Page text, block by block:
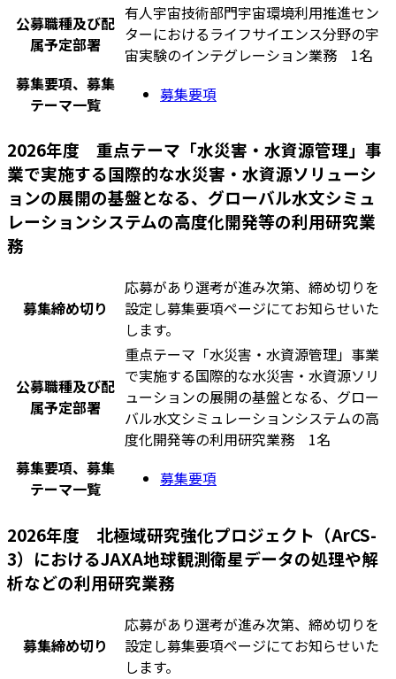
公募職種及び配
属予定部署
有人宇宙技術部門宇宙環境利用推進セン
ターにおけるライフサイエンス分野の宇
宙実験のインテグレーション業務 1名
募集要項、募集
テーマ一覧
募集要項
2026年度 重点テーマ「水災害・水資源管理」事
業で実施する国際的な水災害・水資源ソリューシ
ョンの展開の基盤となる、グローバル水文シミュ
レーションシステムの高度化開発等の利用研究業
務
募集締め切り
応募があり選考が進み次第、締め切りを
設定し募集要項ページにてお知らせいた
します。
公募職種及び配
属予定部署
重点テーマ「水災害・水資源管理」事業
で実施する国際的な水災害・水資源ソリ
ューションの展開の基盤となる、グロー
バル水文シミュレーションシステムの高
度化開発等の利用研究業務 1名
募集要項、募集
テーマ一覧
募集要項
2026年度 北極域研究強化プロジェクト（ArCS-
3）におけるJAXA地球観測衛星データの処理や解
析などの利用研究業務
募集締め切り
応募があり選考が進み次第、締め切りを
設定し募集要項ページにてお知らせいた
します。